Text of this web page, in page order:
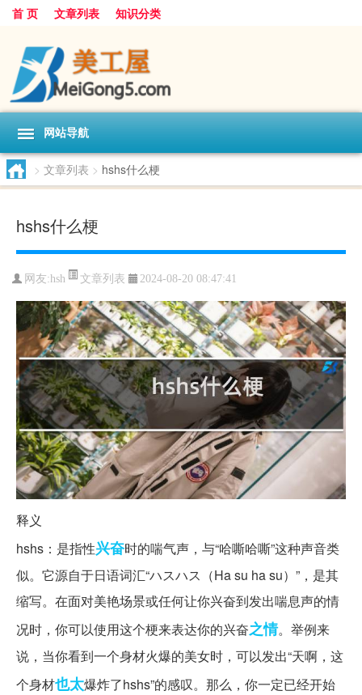
首 页 文章列表 知识分类
网站导航
> 文章列表 > hshs什么梗
hshs什么梗
网友:hsh 文章列表 2024-08-20 08:47:41
释义
hshs：是指性兴奋时的喘气声，与“哈嘶哈嘶”这种声音类
似。它源自于日语词汇“ハスハス（Ha su ha su）”，是其
缩写。在面对美艳场景或任何让你兴奋到发出喘息声的情
况时，你可以使用这个梗来表达你的兴奋之情。举例来
说，当你看到一个身材火爆的美女时，可以发出“天啊，这
个身材也太爆炸了hshs”的感叹。那么，你一定已经开始